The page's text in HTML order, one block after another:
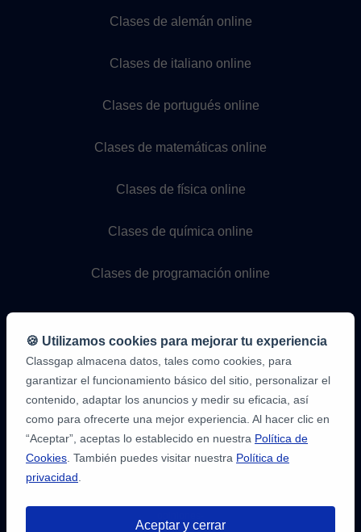
Clases de alemán online
Clases de italiano online
Clases de portugués online
Clases de matemáticas online
Clases de física online
Clases de química online
Clases de programación online
9,6/10
1.339.284
opiniones
verificadas.com
🍪 Utilizamos cookies para mejorar tu experiencia
Classgap almacena datos, tales como cookies, para
garantizar el funcionamiento básico del sitio, personalizar el
contenido, adaptar los anuncios y medir su eficacia, así
como para ofrecerte una mejor experiencia. Al hacer clic en
“Aceptar”, aceptas lo establecido en nuestra Política de
Cookies . También puedes visitar nuestra Política de
privacidad
Aceptar y cerrar